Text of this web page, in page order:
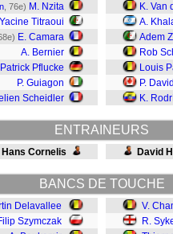
, 76e) M. Nzita
Yacine Titraoui
68e) E. Camara
A. Bernier
Patrick Pflucke
P. Guiagon
Scheidler
K. Van
A.
Adem
Rob
Louis
P. David
K.
ENTRAINEURS
Hans Cornelis David
BANCS DE TOUCHE
Delavallee
Szymczak
V.
R.